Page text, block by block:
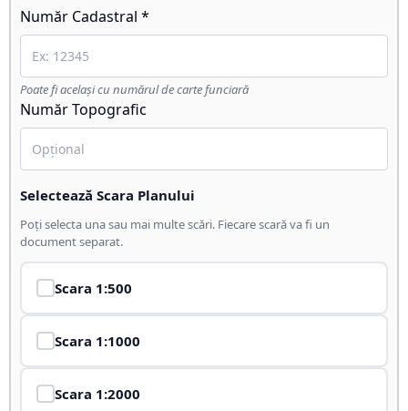
Număr Cadastral *
Poate fi același cu numărul de carte funciară
Număr Topografic
Selectează Scara Planului
Poți selecta una sau mai multe scări. Fiecare scară va fi un
document separat.
Scara 1:500
Scara 1:1000
Scara 1:2000